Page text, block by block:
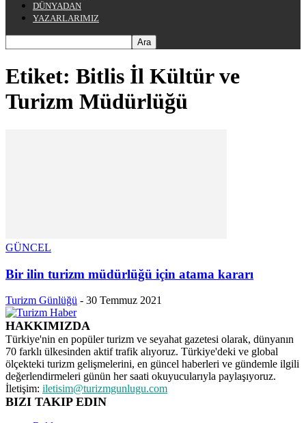
DÜNYADAN
YAZARLARIMIZ
Etiket: Bitlis İl Kültür ve
Turizm Müdürlüğü
GÜNCEL
Bir ilin turizm müdürlüğü için atama kararı
Turizm Günlüğü - 30 Temmuz 2021
HAKKIMIZDA
Türkiye'nin en popüler turizm ve seyahat gazetesi olarak, dünyanın
70 farklı ülkesinden aktif trafik alıyoruz. Türkiye'deki ve global
ölçekteki turizm gelişmelerini, en güncel haberleri ve gündemle ilgili
değerlendirmeleri günün her saati okuyucularıyla paylaşıyoruz.
İletişim: iletisim@turizmgunlugu.com
BIZI TAKIP EDIN